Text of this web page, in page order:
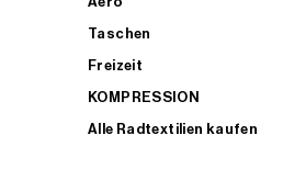
Taschen
Freizeit
KOMPRESSION
Alle Radtextilien kaufen